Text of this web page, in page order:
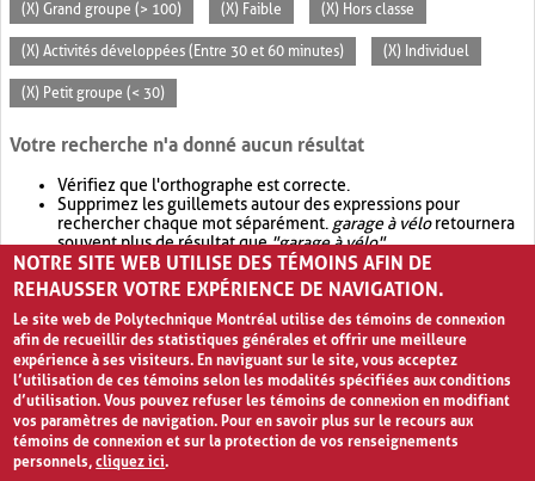
(X) Grand groupe (> 100) (X) Faible (X) Hors classe
(X) Activités développées (Entre 30 et 60 minutes) (X) Individuel
(X) Petit groupe (< 30)
Votre recherche n'a donné aucun résultat
Vérifiez que l'orthographe est correcte.
Supprimez les guillemets autour des expressions pour
rechercher chaque mot séparément. garage à véloretournera
souvent plus de résultat que"garage à vélo".
Envisagez d'élargir votre recherche avec OR.garage OR vélo
retournera souvent plus de résultat quegarage à vélo
NOTRE SITE WEB UTILISE DES TÉMOINS AFIN DE
REHAUSSER VOTRE EXPÉRIENCE DE NAVIGATION.
Le site web de Polytechnique Montréal utilise des témoins de connexion
afin de recueillir des statistiques générales et offrir une meilleure
expérience à ses visiteurs. En naviguant sur le site, vous acceptez
l’utilisation de ces témoins selon les modalités spécifiées aux conditions
d’utilisation. Vous pouvez refuser les témoins de connexion en modifiant
vos paramètres de navigation. Pour en savoir plus sur le recours aux
témoins de connexion et sur la protection de vos renseignements
personnels,cliquez ici.